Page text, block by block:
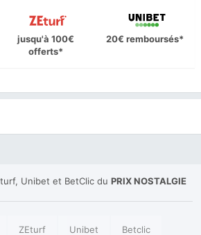
jusqu'à 100€
offerts*
20€ remboursés*
Unibet et BetClic du PRIX NOSTALGIE
ZEturf Unibet Betclic